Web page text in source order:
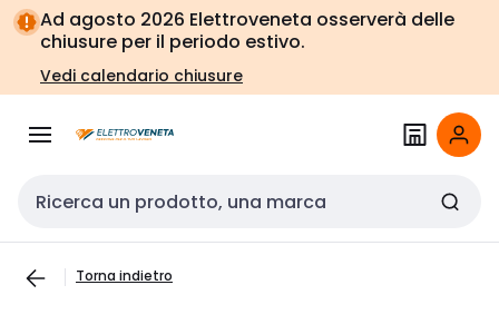
Vai alla
navigazione
Vai
alla
pagina
Ad agosto 2026 Elettroveneta osserverà delle
chiusure per il periodo estivo.
Vedi calendario chiusure
Cerca input
Torna indietro